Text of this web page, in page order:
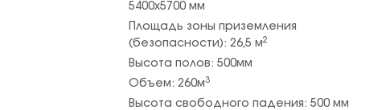
5400х5700 мм
Площадь зоны приземления
(безопасности): 26,5 м2
Высота полов: 500мм
Объем: 260м3
Высота свободного падения: 500мм